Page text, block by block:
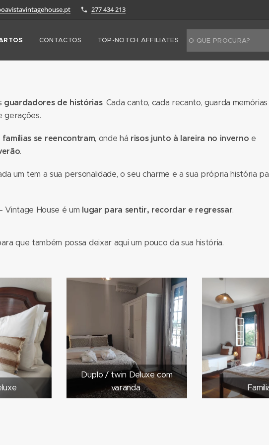
277 434 213
CONTACTOS TOP-NOTCH AFFILIATES
guardadores de histórias. Cada canto, cada recanto, guarda
gerações.
famílias se reencontram, onde há risos junto à lareira no inverno e
.
um tem a sua personalidade, o seu charme e a sua própria história
Vintage House é um lugar para sentir, recordar e regressar.
que também possa deixar aqui um pouco da sua história.
Duplo / twin Deluxe com
varanda